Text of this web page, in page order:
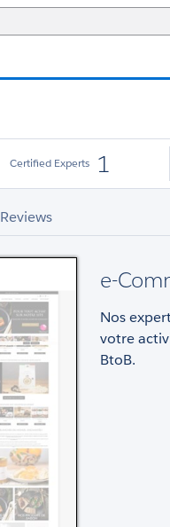
Certified Experts 1
Reviews
e-
Nos
votre
BtoB.